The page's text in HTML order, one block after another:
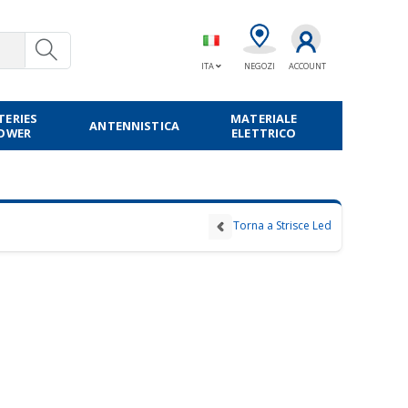
ITA NEGOZI ACCOUNT
ANTENNISTICA
MATERIALE
ELETTRICO
Torna a Strisce Led